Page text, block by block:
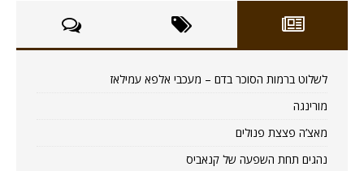
לשלוט ברמות הסוכר בדם – מעכבי אלפא עמילאז
מורינגה
מאצ’ה פצצת פנולים
נהגים תחת השפעה של קנאביס